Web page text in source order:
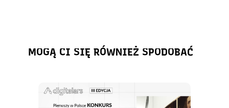
MOGĄ CI SIĘ RÓWNIEŻ SPODOBAĆ